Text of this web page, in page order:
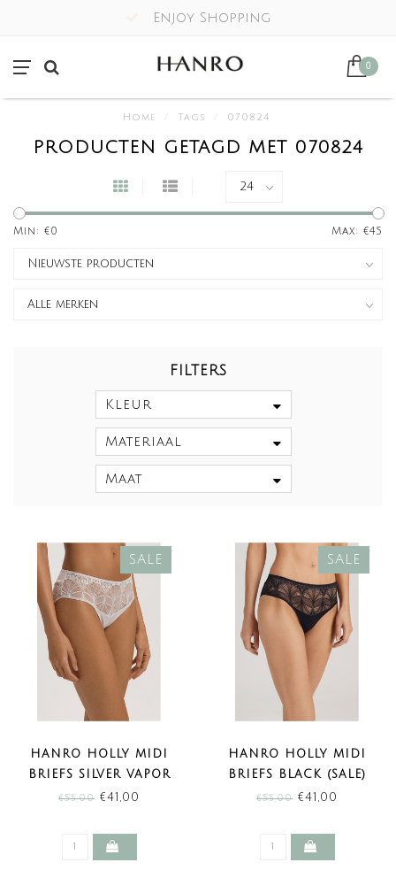
Enjoy Shopping
0
Home Tags 070824
PRODUCTEN GETAGD MET 070824
Min: €0 Max: €45
FILTERS
Kleur
Materiaal
Maat
SALE
HANRO HOLLY MIDI
BRIEFS SILVER VAPOR
(SALE)
€55,00 €41,00
SALE
HANRO HOLLY MIDI
BRIEFS BLACK (SALE)
€55,00 €41,00